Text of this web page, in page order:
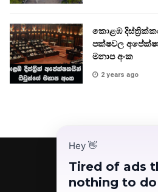
Hey 👋
Tired of ads
nothing to
කොළඹ
පක්ෂවල
මනාප අංක
2 years ago